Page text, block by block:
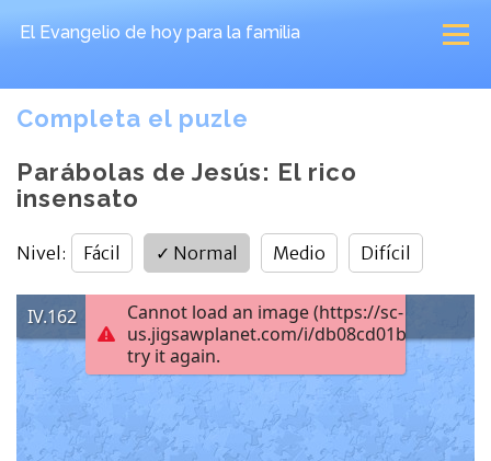
El Evangelio de hoy para la familia
Completa el puzle
Parábolas de Jesús: El rico
insensato
Nivel : Fácil ✓ Normal Medio Difícil